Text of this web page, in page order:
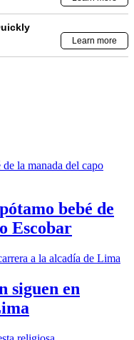
bebé de
Escobar
siguen en